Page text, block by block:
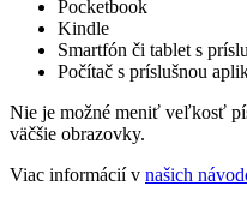
Pocketbook
Kindle
Smartfón či tablet s
Počítač s príslušnou
Nie je možné meniť veľkosť
väčšie obrazovky.
Viac informácií v našich